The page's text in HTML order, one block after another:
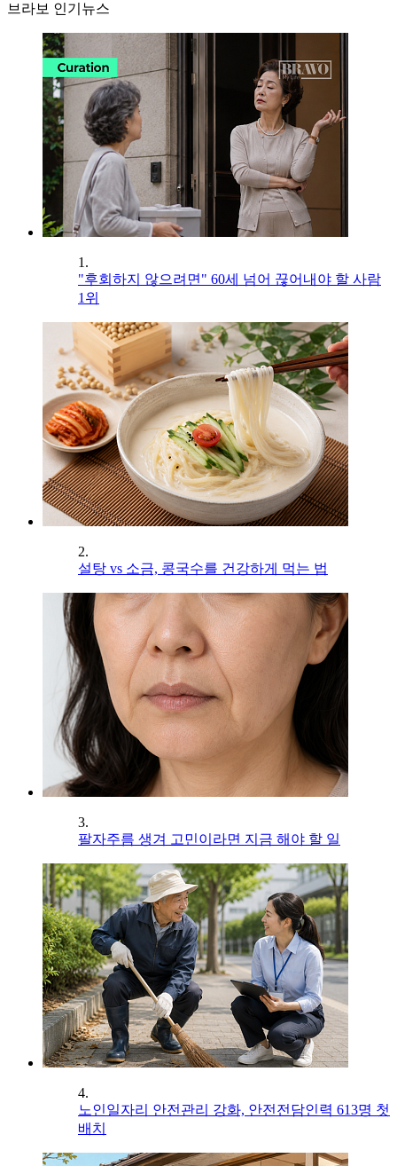
브라보 인기뉴스
1.
"후회하지 않으려면" 60세 넘어 끊어내야 할 사람
1위
2.
설탕 vs 소금, 콩국수를 건강하게 먹는 법
3.
팔자주름 생겨 고민이라면 지금 해야 할 일
4.
노인일자리 안전관리 강화, 안전전담인력 613명 첫
배치